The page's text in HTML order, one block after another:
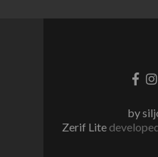
линк
by
Zerif Lite